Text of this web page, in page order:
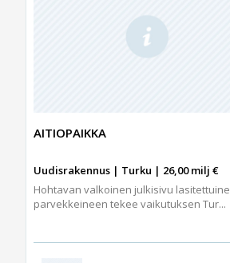
AITIOPAIKKA
Uudisrakennus | Turku | 26,00 milj €
Hohtavan valkoinen julkisivu lasitettuine
parvekkeineen tekee vaikutuksen Tur...